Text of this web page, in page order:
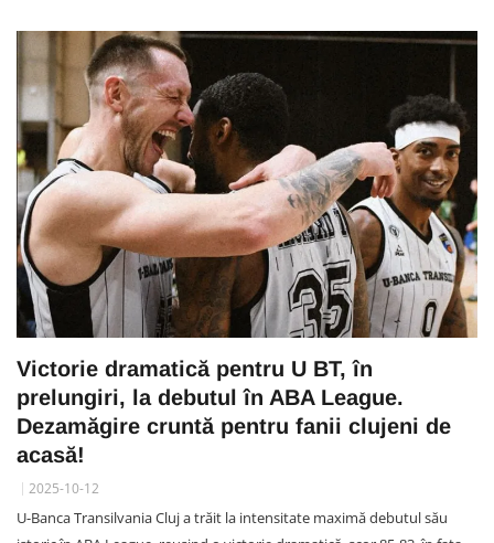
Victorie dramatică pentru U BT, în
prelungiri, la debutul în ABA League.
Dezamăgire cruntă pentru fanii clujeni de
acasă!
2025-10-12
U-Banca Transilvania Cluj a trăit la intensitate maximă debutul său